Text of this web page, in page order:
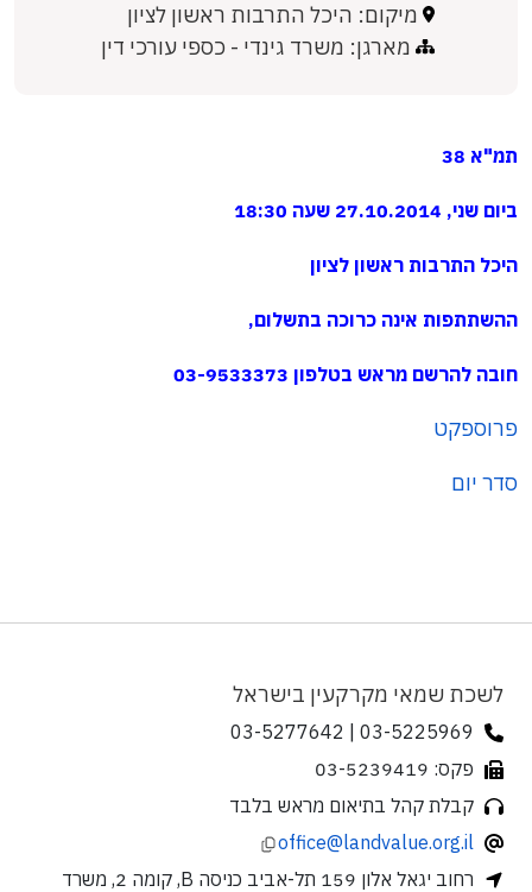
מיקום: היכל התרבות ראשון לציון
מארגן: משרד גינדי - כספי עורכי דין
תמ"א 38
ביום שני, 27.10.2014 שעה 18:30
היכל התרבות ראשון לציון
ההשתתפות אינה כרוכה בתשלום,
חובה להרשם מראש בטלפון 03-9533373
פרוספקט
סדר יום
לשכת שמאי מקרקעין בישראל
03-5225969 | 03-5277642
פקס: 03-5239419
קבלת קהל בתיאום מראש בלבד
office@landvalue.org.il
רחוב יגאל אלון 159 תל-אביב כניסה B, קומה 2, משרד